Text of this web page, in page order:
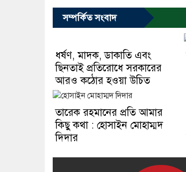
সম্পর্কিত সংবাদ
ধর্ষণ, মাদক, ডাকাতি এবং
ছিনতাই প্রতিরোধে সরকারের
আরও কঠোর হওয়া উচিত
তারেক রহমানের প্রতি আমার
কিছু কথা : হোসাইন মোহাম্মদ
দিদার